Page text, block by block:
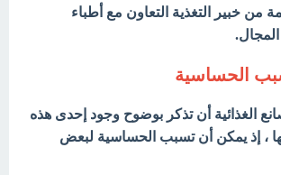
من خبير التغذية التعاون مع أطباء
الحساسية
الغذائية أن تذكر بوضوح وجود إحدى هذه
، إذ يمكن أن تسبب الحساسية لبعض